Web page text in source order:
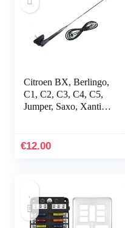
Citroen BX, Berlingo,
C1, C2, C3, C4, C5,
Jumper, Saxo, Xantia,
€12.00